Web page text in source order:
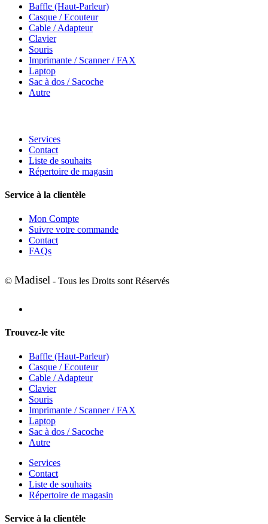
Baffle (Haut-Parleur)
Casque / Ecouteur
Cable / Adapteur
Clavier
Souris
Imprimante / Scanner / FAX
Laptop
Sac à dos / Sacoche
Autre
Services
Contact
Liste de souhaits
Répertoire de magasin
Service à la clientèle
Mon Compte
Suivre votre commande
Contact
FAQs
© Madisel - Tous les Droits sont Réservés
Trouvez-le vite
Baffle (Haut-Parleur)
Casque / Ecouteur
Cable / Adapteur
Clavier
Souris
Imprimante / Scanner / FAX
Laptop
Sac à dos / Sacoche
Autre
Services
Contact
Liste de souhaits
Répertoire de magasin
Service à la clientèle